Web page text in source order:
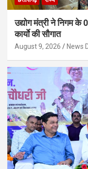
उद्योग मंत्री ने निगम के
कार्याे की सौगात
August 9, 2026 News